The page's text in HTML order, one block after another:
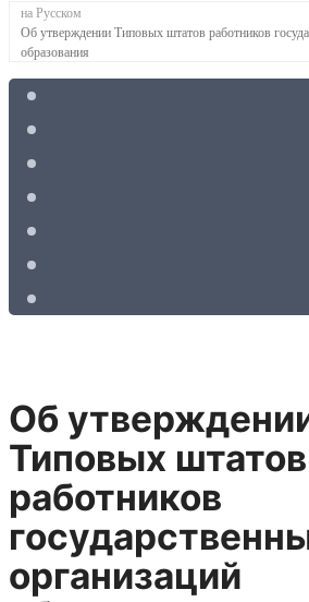
на Русском
Об утверждении Типовых штатов работников
образования
Об
Типовых штатов
работников
организаций